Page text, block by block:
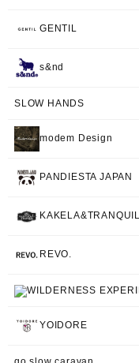
GENTIL
s&nd
SLOW HANDS
modem Design
PANDIESTA JAPAN
KAKELA&TRANQUIL
REVO.
WILDERNESS
YOIDORE